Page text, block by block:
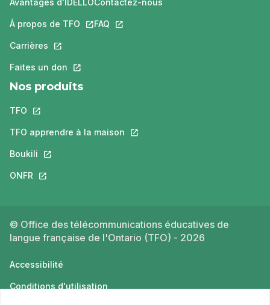
Avantages d'IDÉLLO
À propos de TFO Ce lien s'ouvrira dans un nouvel onglet.
Carrières Ce lien s'ouvrira dans un nouvel onglet.
Faites un don Ce lien s'ouvrira dans un nouvel onglet.
Contactez-nous
FAQ Ce lien s'ouvrira dans un nouvel
Nos produits
TFO Ce lien s'ouvrira dans un nouvel onglet.
TFO apprendre à la maison Ce lien s'ouvrira dans un nouvel
Boukili Ce lien s'ouvrira dans un nouvel onglet.
ONFR Ce lien s'ouvrira dans un nouvel onglet.
© Office des télécommunications éducatives de
langue française de l'Ontario (TFO) - 2026
Accessibilité
Conditions d'utilisation